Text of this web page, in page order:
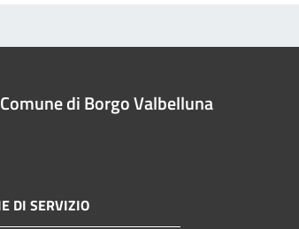
Comune di Borgo Valbelluna
DI SERVIZIO